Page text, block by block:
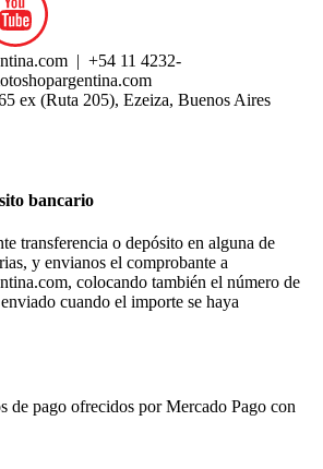
| +54 11 4232-
ex (Ruta 205), Ezeiza, Buenos Aires
bancario
transferencia o depósito en alguna de
y envianos el comprobante a
colocando también el número de
cuando el importe se haya
de pago ofrecidos por Mercado Pago con